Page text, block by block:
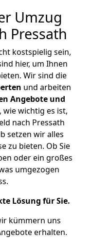
Umzug
Pressath
kostspielig sein,
hier, um Ihnen
Wir sind die
und arbeiten
Angebote und
wie wichtig es ist,
nach Pressath
setzen wir alles
zu bieten. Ob Sie
oder ein großes
umgezogen
Lösung für Sie.
kümmern uns
erhalten.